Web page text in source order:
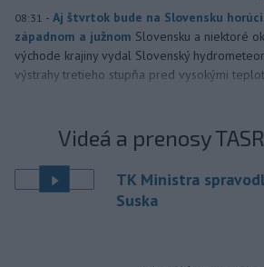
08:31 - Aj štvrtok bude na Slovensku
západnom a južnom Slovensku a niektoré
východe krajiny vydal Slovenský
výstrahy tretieho stupňa pred vysokými
Videá a prenosy
TK Ministra
Suska